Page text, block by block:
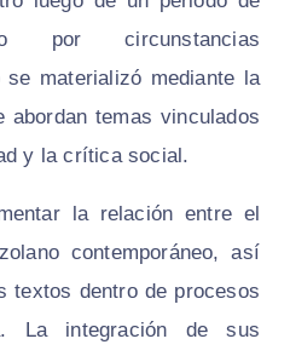
por circunstancias
se materializó mediante la
temas vinculados
y la crítica social.
la relación entre el
contemporáneo, así
textos dentro de procesos
La integración de sus